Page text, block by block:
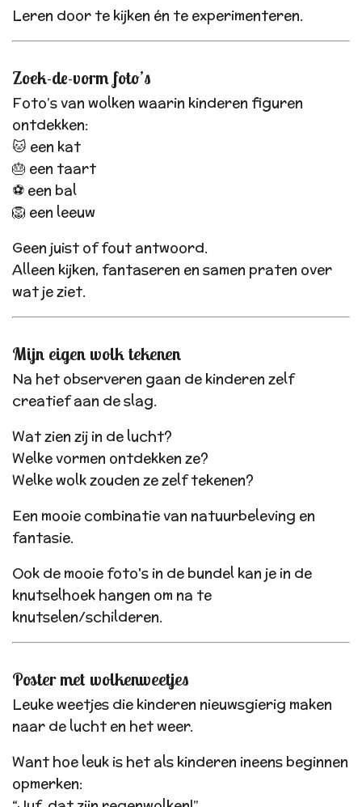
Leren door te kijken én te experimenteren.
Zoek-de-vorm foto’s
Foto’s van wolken waarin kinderen figuren
ontdekken:
🐱 een kat
🎂 een taart
⚽ een bal
🦁 een leeuw
Geen juist of fout antwoord.
Alleen kijken, fantaseren en samen praten over
wat je ziet.
Mijn eigen wolk tekenen
Na het observeren gaan de kinderen zelf
creatief aan de slag.
Wat zien zij in de lucht?
Welke vormen ontdekken ze?
Welke wolk zouden ze zelf tekenen?
Een mooie combinatie van natuurbeleving en
fantasie.
Ook de mooie foto's in de bundel kan je in de
knutselhoek hangen om na te
knutselen/schilderen.
Poster met wolkenweetjes
Leuke weetjes die kinderen nieuwsgierig maken
naar de lucht en het weer.
Want hoe leuk is het als kinderen ineens beginnen
opmerken: